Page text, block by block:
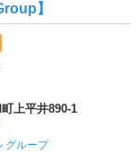
】
のうち3.5
上平井890-1
グループ